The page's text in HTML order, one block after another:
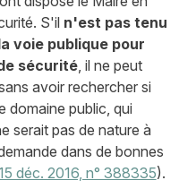
S'il n'est pas tenu
voie publique pour
sécurité, il ne peut
avoir rechercher si
domaine public, qui
serait pas de nature à
dans de bonnes
déc. 2016, n° 388335).